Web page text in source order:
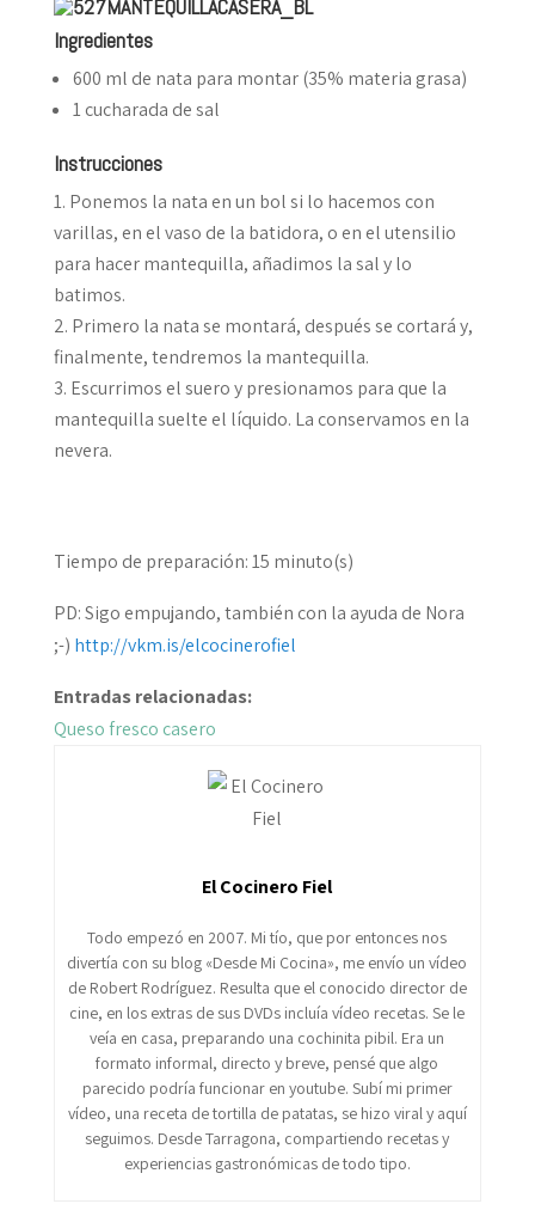
Ingredientes
600 ml de nata para montar (35% materia grasa)
1 cucharada de sal
Instrucciones
Ponemos la nata en un bol si lo hacemos con
varillas, en el vaso de la batidora, o en el utensilio
para hacer mantequilla, añadimos la sal y lo
batimos.
Primero la nata se montará, después se cortará y,
finalmente, tendremos la mantequilla.
Escurrimos el suero y presionamos para que la
mantequilla suelte el líquido. La conservamos en la
nevera.
Tiempo de preparación:15 minuto(s)
PD: Sigo empujando, también con la ayuda de Nora
;-) http://vkm.is/elcocinerofiel
Entradas relacionadas:
Queso fresco casero
El Cocinero Fiel
Todo empezó en 2007. Mi tío, que por entonces nos
divertía con su blog «Desde Mi Cocina», me envío un vídeo
de Robert Rodríguez. Resulta que el conocido director de
cine, en los extras de sus DVDs incluía vídeo recetas. Se le
veía en casa, preparando una cochinita pibil. Era un
formato informal, directo y breve, pensé que algo
parecido podría funcionar en youtube. Subí mi primer
vídeo, una receta de tortilla de patatas, se hizo viral y aquí
seguimos. Desde Tarragona, compartiendo recetas y
experiencias gastronómicas de todo tipo.